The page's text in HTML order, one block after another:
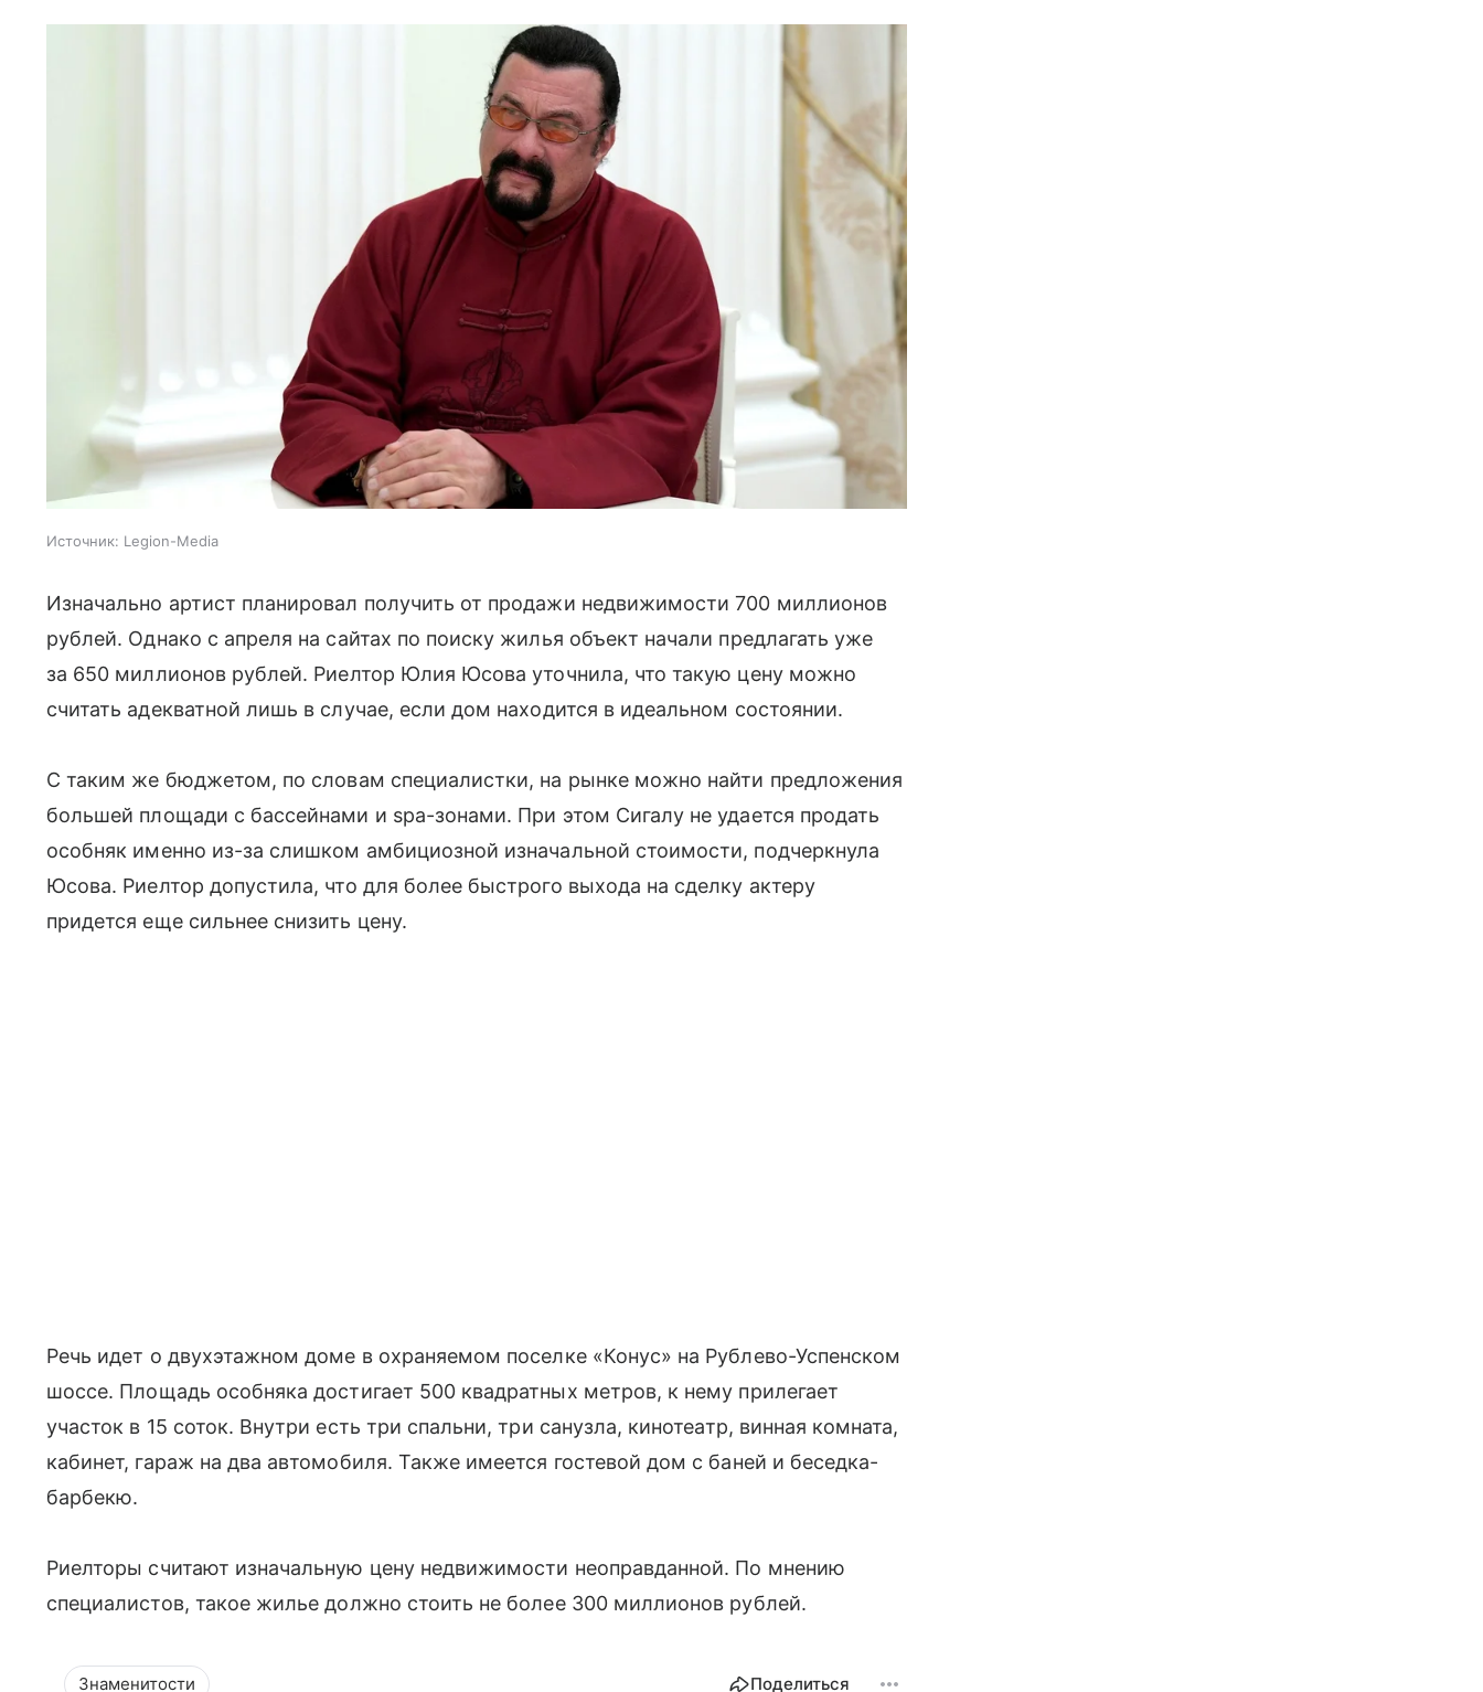
Источник: Legion-Media
Изначально артист планировал получить от продажи недвижимости 700 миллионов
рублей. Однако с апреля на сайтах по поиску жилья объект начали предлагать уже
за 650 миллионов рублей. Риелтор Юлия Юсова уточнила, что такую цену можно
считать адекватной лишь в случае, если дом находится в идеальном состоянии.
С таким же бюджетом, по словам специалистки, на рынке можно найти предложения
большей площади с бассейнами и spa-зонами. При этом Сигалу не удается продать
особняк именно из-за слишком амбициозной изначальной стоимости, подчеркнула
Юсова. Риелтор допустила, что для более быстрого выхода на сделку актеру
придется еще сильнее снизить цену.
Речь идет о двухэтажном доме в охраняемом поселке «Конус» на Рублево-Успенском
шоссе. Площадь особняка достигает 500 квадратных метров, к нему прилегает
участок в 15 соток. Внутри есть три спальни, три санузла, кинотеатр, винная комната,
кабинет, гараж на два автомобиля. Также имеется гостевой дом с баней и беседка-
барбекю.
Риелторы считают изначальную цену недвижимости неоправданной. По мнению
специалистов, такое жилье должно стоить не более 300 миллионов рублей.
Знаменитости Поделиться